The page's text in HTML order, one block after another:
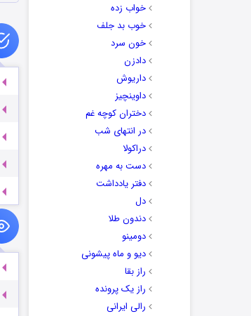
خواب زده
خوب بد جلف
خون سرد
دادزن
داریوش
داوینچیز
دختران کوچه غم
در انتهای شب
دراکولا
دست به مهره
دفتر یادداشت
دل
دندون طلا
دومینو
دیو و ماه پیشونی
راز بقا
راز یک پرونده
رالی ایرانی